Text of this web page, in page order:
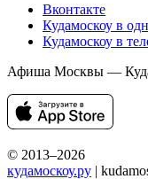
Вконтакте
Кудамоскоу в
Кудамоскоу в
Афиша Москвы —
© 2013–2026
кудамоскоу.ру |